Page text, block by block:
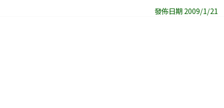
發佈日期 2009/1/21